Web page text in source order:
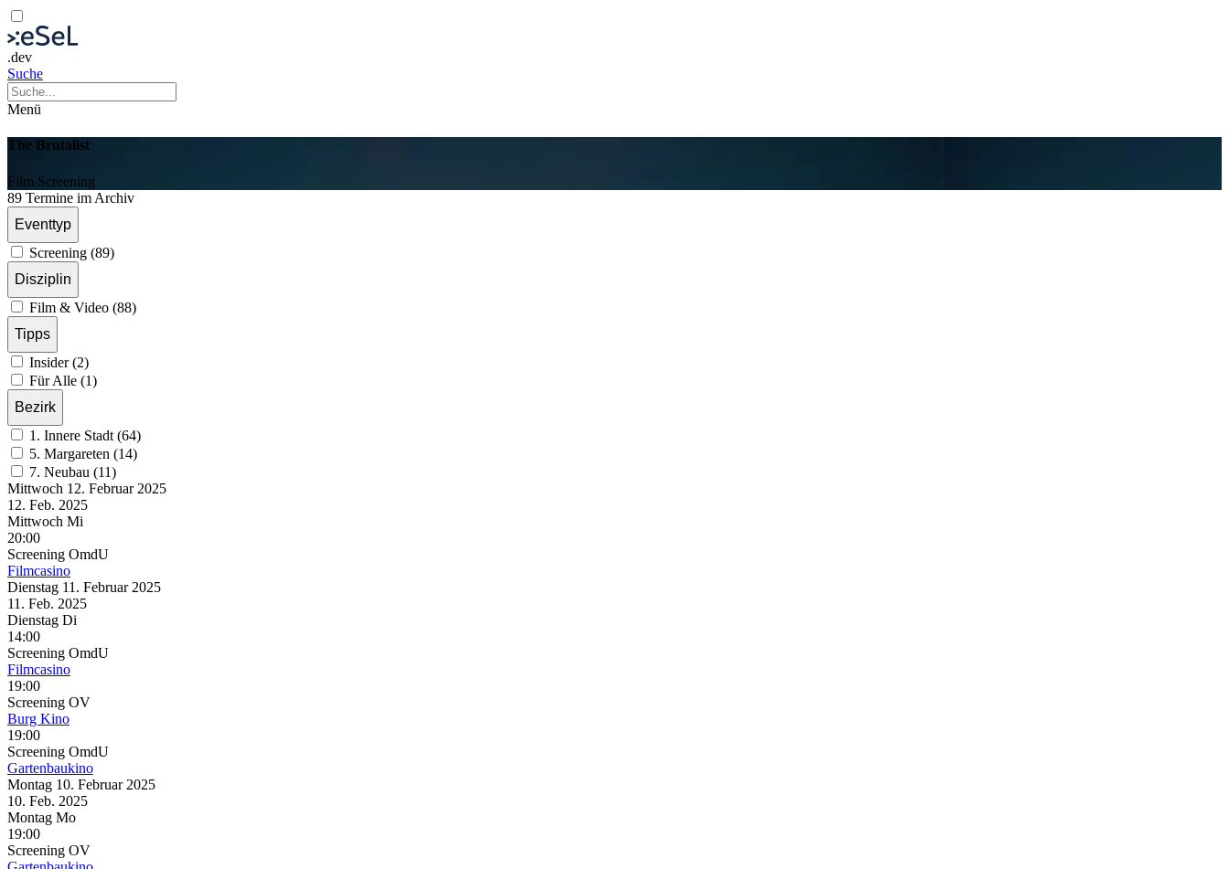
.dev
Suche
Menü
The Brutalist
Film Screening
89 Termine im Archiv
Eventtyp
Screening (89)
Disziplin
Film & Video (88)
Tipps
Insider (2)
Für Alle (1)
Bezirk
1. Innere Stadt (64)
5. Margareten (14)
7. Neubau (11)
Mittwoch 12. Februar 2025
12. Feb. 2025
Mittwoch Mi
20:00
Screening OmdU
Filmcasino
Dienstag 11. Februar 2025
11. Feb. 2025
Dienstag Di
14:00
Screening OmdU
Filmcasino
19:00
Screening OV
Burg Kino
19:00
Screening OmdU
Gartenbaukino
Montag 10. Februar 2025
10. Feb. 2025
Montag Mo
19:00
Screening OV